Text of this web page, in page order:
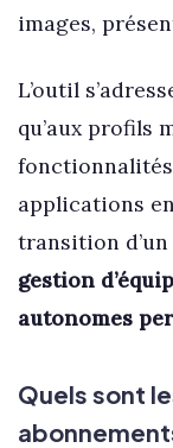
images,
L’outil
qu’aux profils
applications
transition d’un
gestion
autonomes
Quels sont